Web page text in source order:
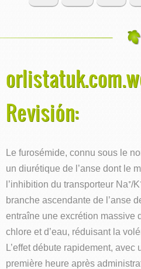
Revisión:
Le furosémide, connu sous le
un diurétique de l’anse dont le
l’inhibition du transporteur Na⁺/
branche ascendante de l’anse
entraîne une excrétion massive
chlore et d’eau, réduisant la
L’effet débute rapidement,
première heure après